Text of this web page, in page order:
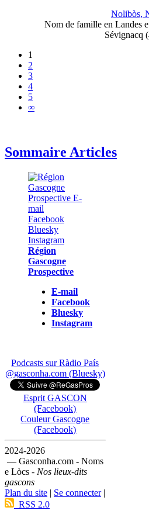
Nolibòs,
Nom de famille en Landes
Sévignacq
1
2
3
4
5
∞
Sommaire Articles
Région
Gascogne
Prospective
E-mail
Facebook
Bluesky
Instagram
Podcasts sur Ràdio País
@gasconha.com (Bluesky)
Esprit GASCON
(Facebook)
Couleur Gascogne
(Facebook)
2024-2026
— Gasconha.com - Noms
e Lòcs - Nos lieux-dits
gascons
Plan du site | Se connecter|
RSS 2.0